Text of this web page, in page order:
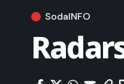
SodaINFO